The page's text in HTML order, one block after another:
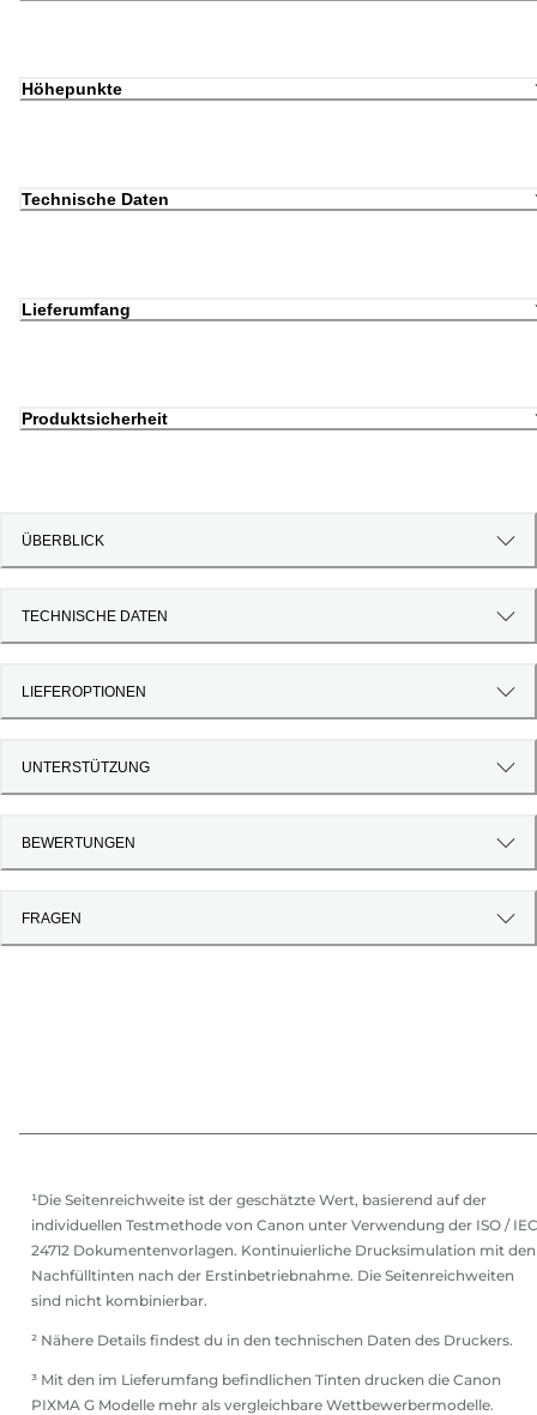
Höhepunkte
Technische Daten
Lieferumfang
Produktsicherheit
ÜBERBLICK
TECHNISCHE DATEN
LIEFEROPTIONEN
UNTERSTÜTZUNG
BEWERTUNGEN
FRAGEN
¹Die Seitenreichweite ist der geschätzte Wert, basierend auf der
individuellen Testmethode von Canon unter Verwendung der ISO / IEC
24712 Dokumentenvorlagen. Kontinuierliche Drucksimulation mit den
Nachfülltinten nach der Erstinbetriebnahme. Die Seitenreichweiten
sind nicht kombinierbar.
² Nähere Details findest du in den technischen Daten des Druckers.
³ Mit den im Lieferumfang befindlichen Tinten drucken die Canon
PIXMA G Modelle mehr als vergleichbare Wettbewerbermodelle.